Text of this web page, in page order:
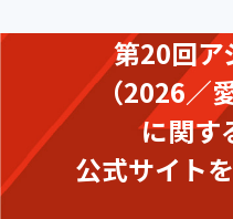
第20回ア
（2026／
に関す
公式サイト